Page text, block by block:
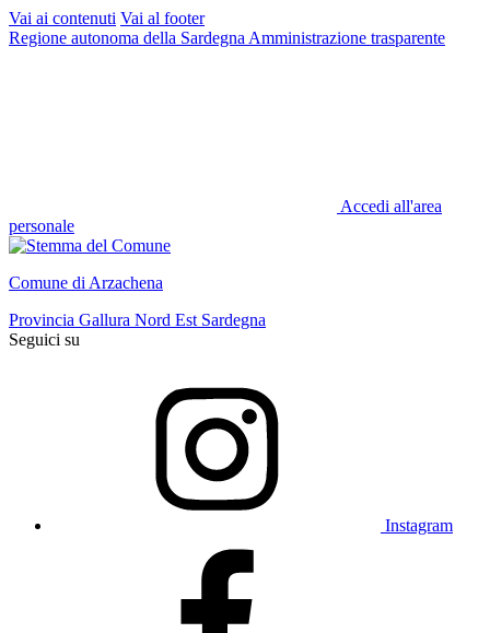
Vai ai contenuti Vai al footer
Regione autonoma della Sardegna Amministrazione trasparente
Accedi all'area
personale
Comune di Arzachena
Provincia Gallura Nord Est Sardegna
Seguici su
Instagram